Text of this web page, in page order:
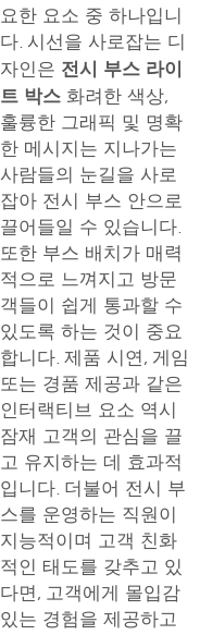
요한 요소 중 하나입니
다. 시선을 사로잡는 디
자인은 전시 부스 라이
트 박스 화려한 색상,
훌륭한 그래픽 및 명확
한 메시지는 지나가는
사람들의 눈길을 사로
잡아 전시 부스 안으로
끌어들일 수 있습니다.
또한 부스 배치가 매력
적으로 느껴지고 방문
객들이 쉽게 통과할 수
있도록 하는 것이 중요
합니다. 제품 시연, 게임
또는 경품 제공과 같은
인터랙티브 요소 역시
잠재 고객의 관심을 끌
고 유지하는 데 효과적
입니다. 더불어 전시 부
스를 운영하는 직원이
지능적이며 고객 친화
적인 태도를 갖추고 있
다면, 고객에게 몰입감
있는 경험을 제공하고